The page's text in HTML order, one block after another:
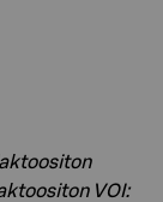
VOI: